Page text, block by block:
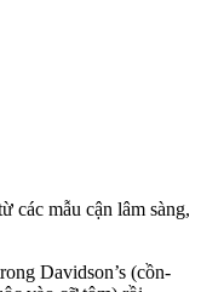
các mẫu cận lâm sàng,
Davidson’s (cồn-